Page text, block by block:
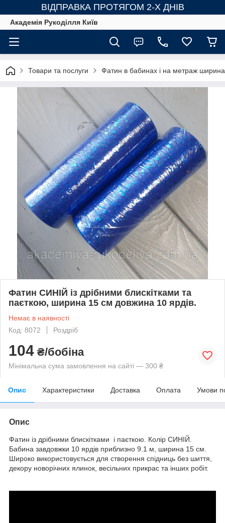
ВІДПРАВКА ПРОТЯГОМ 2-Х ДНІВ
Академія Рукоділля Київ
Товари та послуги Фатин в бабинах і на метраж
Фатин СИНІЙ із дрібними блискітками та
паєткою, ширина 15 см довжина 10 ярдів.
Немає в наявності
Код: 8072
Роздріб
104 ₴/бобіна
Мінімальна сума замовлення на сайті — 300 ₴
Опис Характеристики Доставка Оплата Умови
Опис
Фатин із дрібними блискітками і паєткою. Колір СИНІЙ.
Бабина завдовжки 10 ярдів приблизно 9.1 м, ширина 15 см.
Широко використовується для створення спідниць без шиття,
декору новорічних ялинок, весільних прикрас та інших робіт.